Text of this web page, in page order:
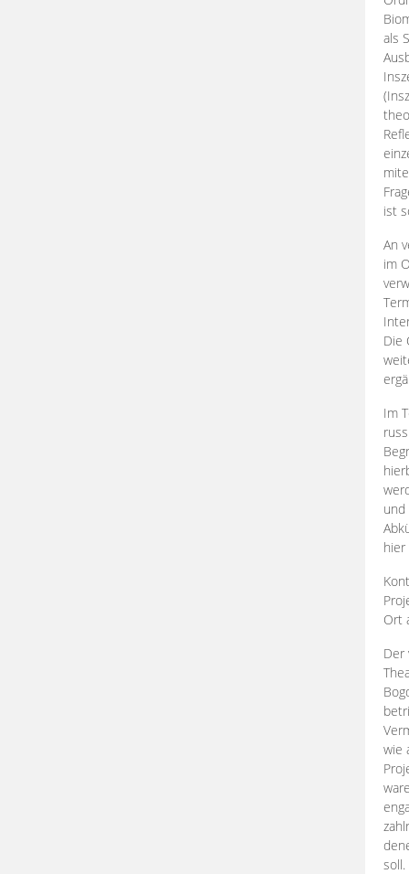
als
ist
An
im
Die
Im
und
Ort
Der
wie
zahlr
soll.